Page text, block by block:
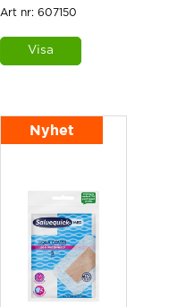
Art nr: 607150
Visa
Nyhet